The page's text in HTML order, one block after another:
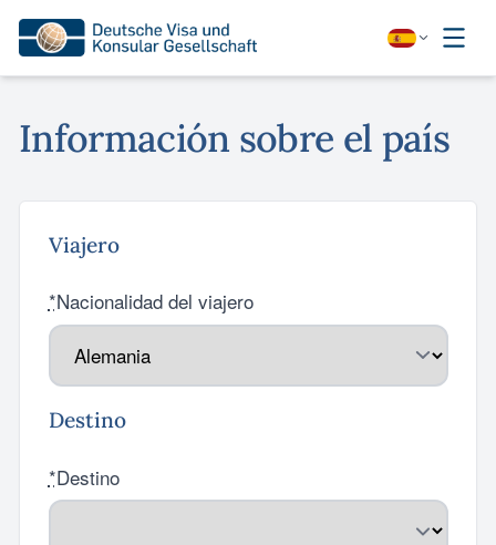
Información sobre el país
Viajero
*Nacionalidad del viajero
Destino
*Destino